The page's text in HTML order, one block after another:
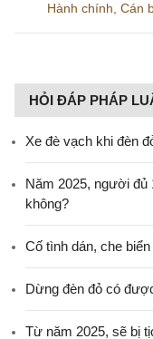
Hành chính Cán
HỎI ĐÁP PHÁP
Xe đè vạch khi đèn
Năm 2025, người
không?
Cố tình dán, che
Dừng đèn đỏ có
Từ năm 2025, sẽ bị